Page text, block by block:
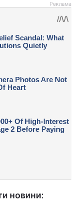
Реклама
новини: